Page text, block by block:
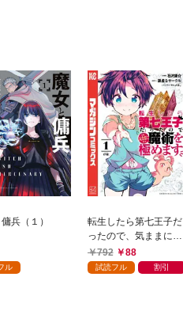
兵（１）
ル
転生したら第七王子だ
ったので、気ままに魔
術を極めます（１）
792 88
試読フル 割引